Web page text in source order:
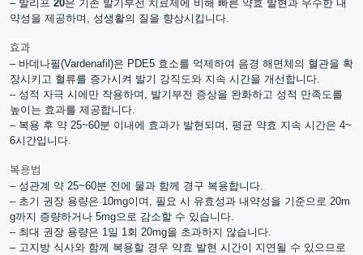
– 발리프 20은 기존 발기부전 치료제에 비해 빠른 약효 발현과 우수한 내
약성을 제공하며, 성생활의 질을 향상시킵니다.
효과
– 바데나필(Vardenafil)은 PDE5 효소를 억제하여 음경 해면체의 혈관을 확
장시키고 혈류를 증가시켜 발기 강직도와 지속 시간을 개선합니다.
– 성적 자극 시에만 작용하며, 발기부전 증상을 완화하고 성적 만족도를
높이는 효과를 제공합니다.
– 복용 후 약 25~60분 이내에 효과가 발현되며, 평균 약효 지속 시간은 4~
6시간입니다.
복용법
– 성관계 약 25~60분 전에 물과 함께 경구 복용합니다.
– 초기 권장 용량은 10mg이며, 필요 시 유효성과 내약성을 기준으로 20m
g까지 증량하거나 5mg으로 감소할 수 있습니다.
– 최대 권장 용량은 1일 1회 20mg을 초과하지 않습니다.
– 고지방 식사와 함께 복용할 경우 약효 발현 시간이 지연될 수 있으므로